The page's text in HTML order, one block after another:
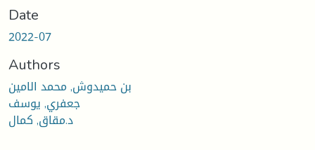
Date
2022-07
Authors
بن حميدوش, محمد الامين
جعفري, يوسف
د.مقاق, كمال